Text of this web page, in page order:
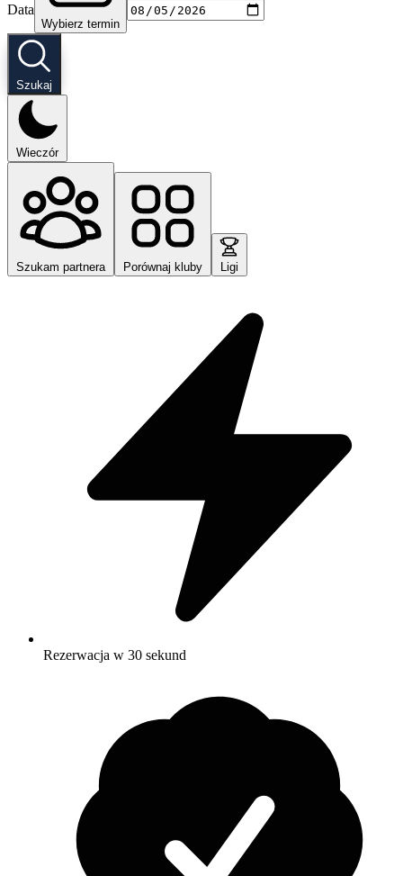
Data
Wybierz termin
Szukaj
Wieczór
Szukam partnera Porównaj kluby Ligi
Rezerwacja w 30 sekund